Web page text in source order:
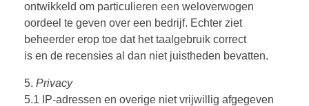
ontwikkeld om particulieren een weloverwogen
oordeel te geven over een bedrijf. Echter ziet
beheerder erop toe dat het taalgebruik correct
is en de recensies al dan niet juistheden bevatten.
5. Privacy
5.1 IP-adressen en overige niet vrijwillig afgegeven